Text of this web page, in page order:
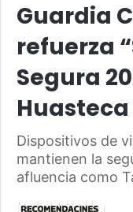
Guardia
refuerza
Segura
Dispositivos de
mantienen la
afluencia como